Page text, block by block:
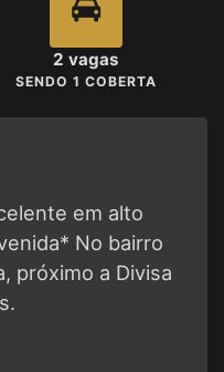
2 vagas
SENDO 1 COBERTA
em alto
No bairro
próximo a Divisa